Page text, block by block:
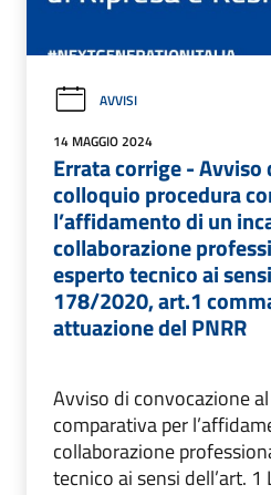
AVVISI
14 MAGGIO 2024
Errata corrige - Avviso
colloquio procedura
l’affidamento di un
collaborazione
esperto tecnico ai
178/2020, art.1
attuazione del PNRR
Avviso di convocazione
comparativa per
collaborazione
tecnico ai sensi dell’art.